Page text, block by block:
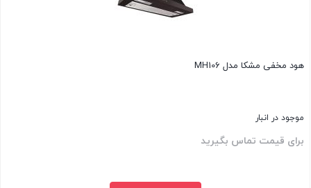
هود مخفی مشکا مدل MH106
موجود در انبار
برای قیمت تماس بگیرید